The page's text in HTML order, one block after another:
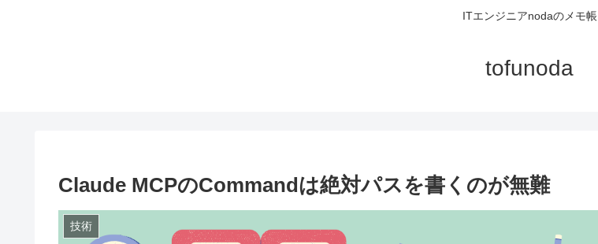
ITエンジニアnodaのメモ帳
tofunoda
Claude MCPのCommandは絶対パスを書くのが無難
技術